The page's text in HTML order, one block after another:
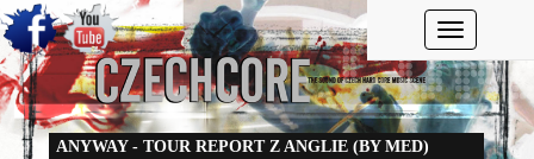
Toggle
ANYWAY - TOUR REPORT Z ANGLIE (BY MED)